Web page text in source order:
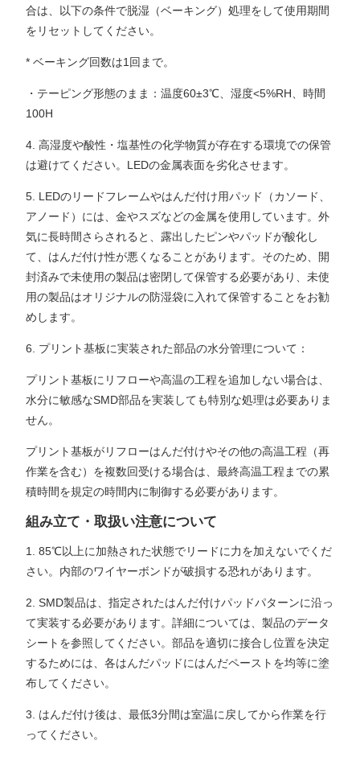
合は、以下の条件で脱湿（ベーキング）処理をして使用期間
をリセットしてください。
* ベーキング回数は1回まで。
・テーピング形態のまま：温度60±3℃、湿度<5%RH、時間
100H
4. 高湿度や酸性・塩基性の化学物質が存在する環境での保管
は避けてください。LEDの金属表面を劣化させます。
5. LEDのリードフレームやはんだ付け用パッド（カソード、
アノード）には、金やスズなどの金属を使用しています。外
気に長時間さらされると、露出したピンやパッドが酸化し
て、はんだ付け性が悪くなることがあります。そのため、開
封済みで未使用の製品は密閉して保管する必要があり、未使
用の製品はオリジナルの防湿袋に入れて保管することをお勧
めします。
6. プリント基板に実装された部品の水分管理について：
プリント基板にリフローや高温の工程を追加しない場合は、
水分に敏感なSMD部品を実装しても特別な処理は必要ありま
せん。
プリント基板がリフローはんだ付けやその他の高温工程（再
作業を含む）を複数回受ける場合は、最終高温工程までの累
積時間を規定の時間内に制御する必要があります。
組み立て・取扱い注意について
1. 85℃以上に加熱された状態でリードに力を加えないでくだ
さい。内部のワイヤーボンドが破損する恐れがあります。
2. SMD製品は、指定されたはんだ付けパッドパターンに沿っ
て実装する必要があります。詳細については、製品のデータ
シートを参照してください。部品を適切に接合し位置を決定
するためには、各はんだパッドにはんだペーストを均等に塗
布してください。
3. はんだ付け後は、最低3分間は室温に戻してから作業を行
ってください。